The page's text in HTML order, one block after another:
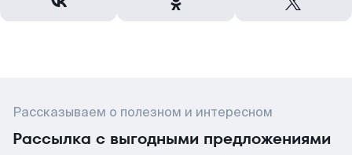
Рассказываем о полезном и интересном
Рассылка с выгодными предложениями